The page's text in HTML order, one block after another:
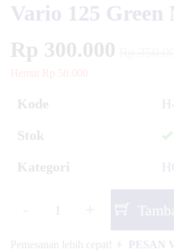
Vario 125 Green
Rp 300.000
Hemat Rp 50.000
Kode
Stok
Kategori
Pemesanan lebih cepat! PESAN